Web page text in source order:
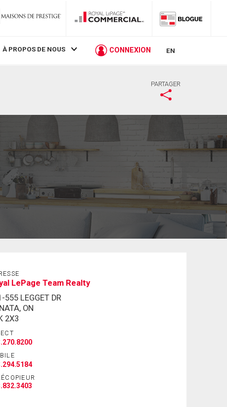
À PROPOS DE NOUS CONNEXION EN
PARTAGER
LePage Team Realty
555 LEGGET DR
ON
2X3